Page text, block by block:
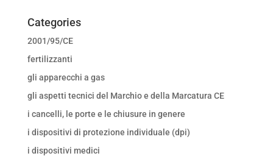
Categories
2001/95/CE
fertilizzanti
gli apparecchi a gas
gli aspetti tecnici del Marchio e della Marcatura CE
i cancelli, le porte e le chiusure in genere
i dispositivi di protezione individuale (dpi)
i dispositivi medici